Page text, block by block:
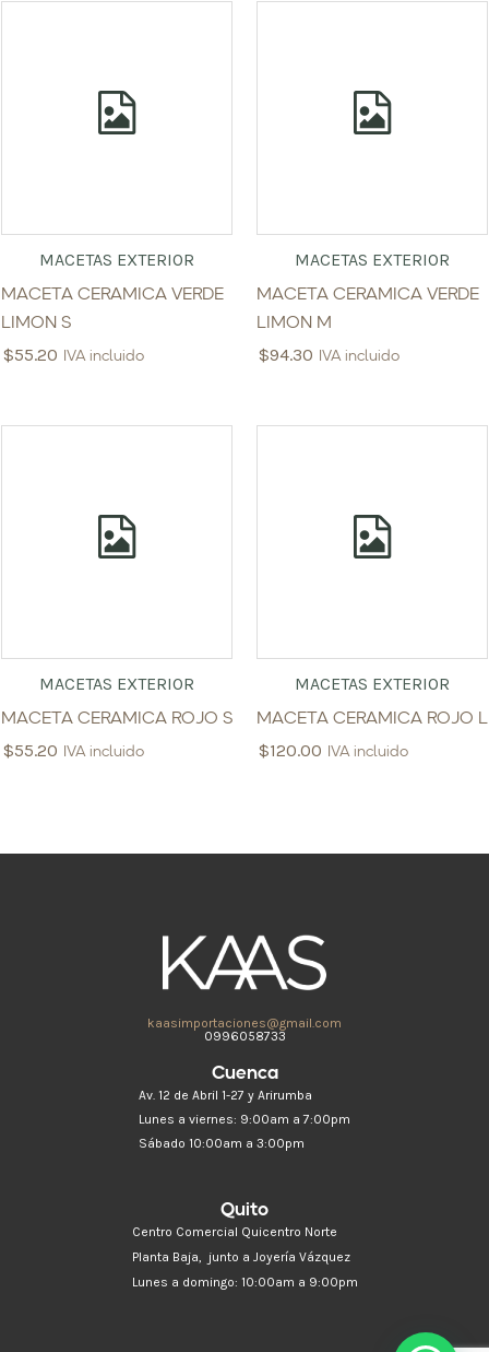
MACETAS EXTERIOR
MACETA CERAMICA VERDE
LIMON S
$55.20 IVA incluido
MACETAS EXTERIOR
MACETA CERAMICA VERDE
LIMON M
$94.30 IVA incluido
MACETAS EXTERIOR
MACETA CERAMICA ROJO S
$55.20 IVA incluido
MACETAS EXTERIOR
MACETA CERAMICA ROJO L
$120.00 IVA incluido
kaasimportaciones@gmail.com
0996058733
Cuenca
Av. 12 de Abril 1-27 y Arirumba
Lunes a viernes: 9:00am a 7:00pm
Sábado 10:00am a 3:00pm
Quito
Centro Comercial Quicentro Norte
Planta Baja, junto a Joyería Vázquez
Lunes a domingo: 10:00am a 9:00pm